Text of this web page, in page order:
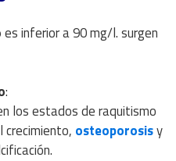
es inferior a 90 mg/l. surgen
:
los estados de raquitismo
crecimiento, osteoporosisy